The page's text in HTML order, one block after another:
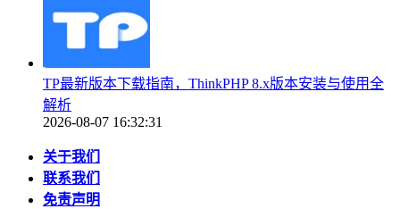
TP最新版本下载指南，ThinkPHP 8.x版本安装与使用全
解析
2026-08-07 16:32:31
关于我们
联系我们
免责声明